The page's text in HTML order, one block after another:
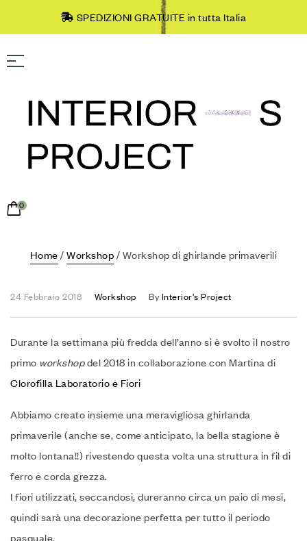
SPEDIZIONI GRATUITE in tutta Italia
0
Home /Workshop / Workshop di ghirlande primaverili
24 Febbraio 2018 Workshop ByInterior's Project
Durante la settimana più fredda dell’anno si è svolto il nostro
primo workshopdel 2018 in collaborazione con Martina di
Clorofilla Laboratorio e Fiori
Abbiamo creato insieme una meravigliosa ghirlanda
primaverile (anche se, come anticipato, la bella stagione è
molto lontana!!) rivestendo questa volta una struttura in fil di
ferro e corda grezza.
I fiori utilizzati, seccandosi, dureranno circa un paio di mesi,
quindi sarà una decorazione perfetta per tutto il periodo
pasquale.